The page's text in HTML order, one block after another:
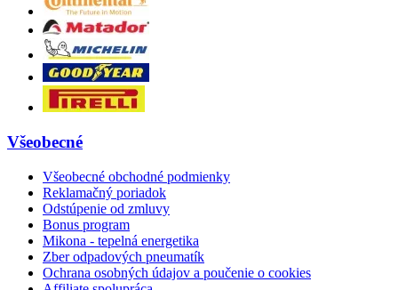
Všeobecné
Všeobecné obchodné podmienky
Reklamačný poriadok
Odstúpenie od zmluvy
Bonus program
Mikona - tepelná energetika
Zber odpadových pneumatík
Ochrana osobných údajov a poučenie o cookies